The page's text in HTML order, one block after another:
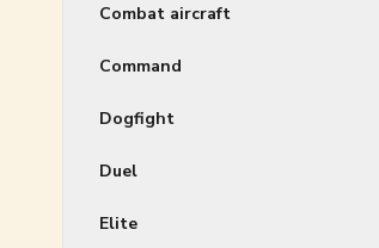
Combat aircraft
Command
Dogfight
Duel
Elite